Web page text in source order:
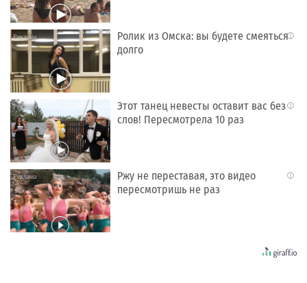
i
Ролик из Омска: вы будете смеяться
долго
i
Этот танец невесты оставит вас без
слов! Пересмотрела 10 раз
i
Ржу не переставая, это видео
пересмотришь не раз